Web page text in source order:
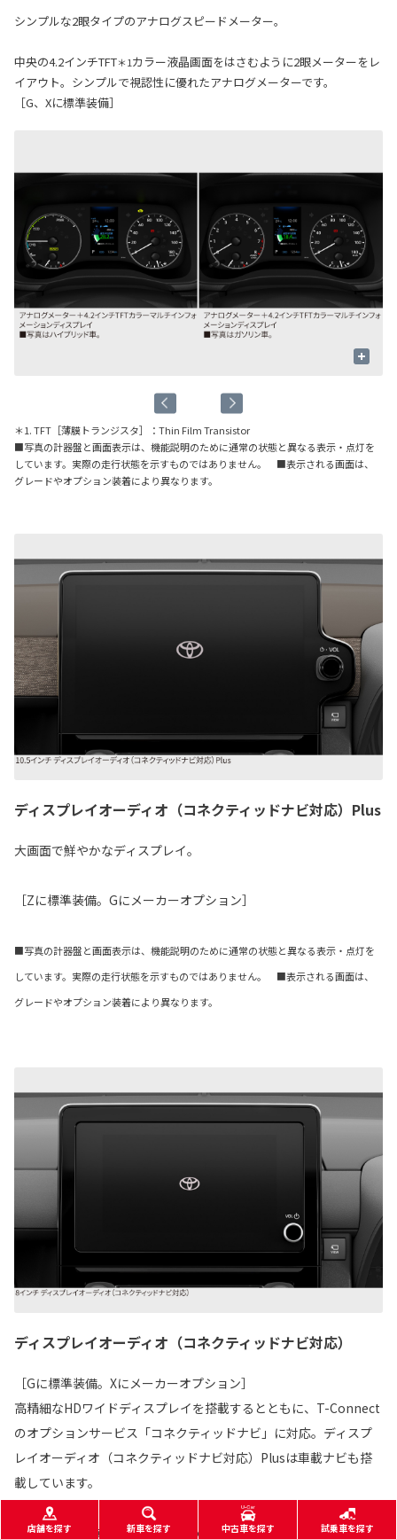
シンプルな2眼タイプのアナログスピードメーター。
中央の4.2インチTFT＊1カラー液晶画面をはさむように2眼メーターをレ
イアウト。シンプルで視認性に優れたアナログメーターです。
［G、Xに標準装備］
+
＊1. TFT［薄膜トランジスタ］：Thin Film Transistor
■写真の計器盤と画面表示は、機能説明のために通常の状態と異なる表示・点灯を
しています。実際の走行状態を示すものではありません。 ■表示される画面は、
グレードやオプション装着により異なります。
ディスプレイオーディオ（コネクティッドナビ対応）Plus
大画面で鮮やかなディスプレイ。
［Zに標準装備。Gにメーカーオプション］
■写真の計器盤と画面表示は、機能説明のために通常の状態と異なる表示・点灯を
しています。実際の走行状態を示すものではありません。 ■表示される画面は、
グレードやオプション装着により異なります。
ディスプレイオーディオ（コネクティッドナビ対応）
［Gに標準装備。Xにメーカーオプション］
高精細なHDワイドディスプレイを搭載するとともに、T-Connect
のオプションサービス「コネクティッドナビ」に対応。ディスプ
レイオーディオ（コネクティッドナビ対応）Plusは車載ナビも搭
載しています。
■写真の計器盤と画面表示は、機能説明のために通常の状態と異なる表示・点灯を
店舗を探す 新車を探す 中古車を探す 試乗車を探す